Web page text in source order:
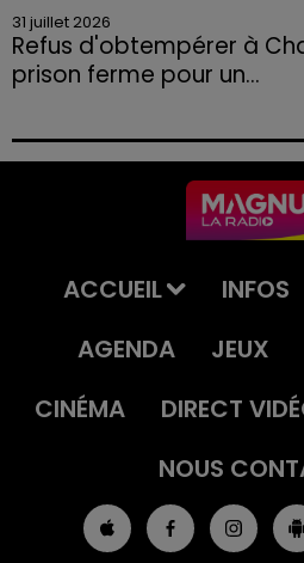
31 juillet 2026
Refus d'obtempérer à
prison ferme pour un...
permis et la confiscation de
ACCUEIL INFOS
AGENDA
JEUX
CINÉMA
DIRECT
NOUS